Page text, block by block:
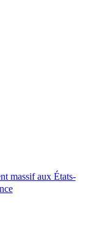
massif aux États-